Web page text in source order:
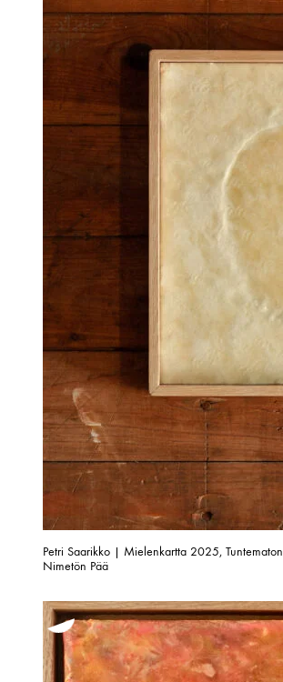
Petri Saarikko | Mielenkartta 2025, Tuntematon
Nimetön Pää